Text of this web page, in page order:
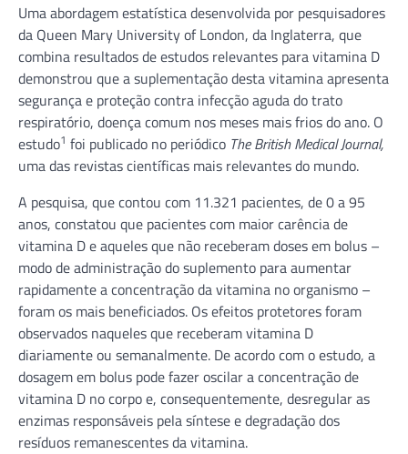
Uma abordagem estatística desenvolvida por pesquisadores
da Queen Mary University of London, da Inglaterra, que
combina resultados de estudos relevantes para vitamina D
demonstrou que a suplementação desta vitamina apresenta
segurança e proteção contra infecção aguda do trato
respiratório, doença comum nos meses mais frios do ano. O
estudo1 foi publicado no periódico The British Medical Journal,
uma das revistas científicas mais relevantes do mundo.
A pesquisa, que contou com 11.321 pacientes, de 0 a 95
anos, constatou que pacientes com maior carência de
vitamina D e aqueles que não receberam doses em bolus –
modo de administração do suplemento para aumentar
rapidamente a concentração da vitamina no organismo –
foram os mais beneficiados. Os efeitos protetores foram
observados naqueles que receberam vitamina D
diariamente ou semanalmente. De acordo com o estudo, a
dosagem em bolus pode fazer oscilar a concentração de
vitamina D no corpo e, consequentemente, desregular as
enzimas responsáveis pela síntese e degradação dos
resíduos remanescentes da vitamina.